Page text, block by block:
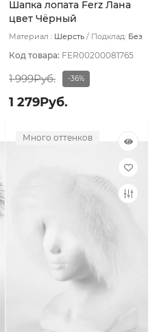
Шапка лопата Ferz Лана
цвет Чёрный
Материал : Шерсть Подклад: Без
Код товара: FER00200081765
1 999Руб. -36%
1 279Руб.
Много оттенков